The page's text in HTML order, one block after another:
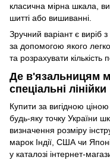
класична мірна шкала,
шитті або вишиванні.
Зручний варіант є виріб
за допомогою якого
та розрахувати
Де в'язальницям
спеціальні лінійки
Купити за вигідною
будь-яку точку України
визначення розміру
марок Індії, США чи
у каталозі інтернет-